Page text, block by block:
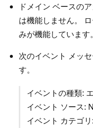
ドメイン ベースの
は機能しません。
みが機能しています。
次のイベント メッ
す。
イベントの種類:
イベント ソース:
イベント カテゴ